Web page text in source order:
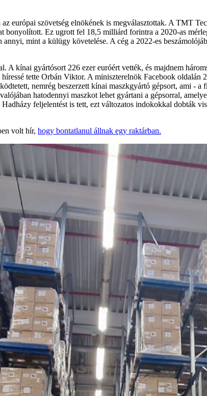
európai szövetség elnökének is megválasztottak. A TMT
Ez ugrott fel 18,5 milliárd forintra a 2020-as
mint a külügy követelése. A cég a 2022-es
A kínai gyártósort 226 ezer euróért vették, és majdnem
tette Orbán Viktor. A miniszterelnök Facebook oldalán
nemrég beszerzett kínai maszkgyártó gépsort, ami - a
hatodennyi maszkot lehet gyártani a gépsorral,
feljelentést is tett, ezt változatos indokokkal dobták
volt hír, hogy bontatlanul állnak egy raktárban.